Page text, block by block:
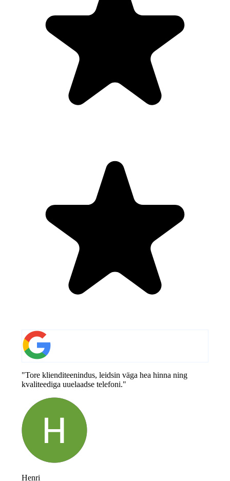
"Tore klienditeenindus, leidsin väga hea hinna ning
kvaliteediga uuelaadse telefoni."
Henri